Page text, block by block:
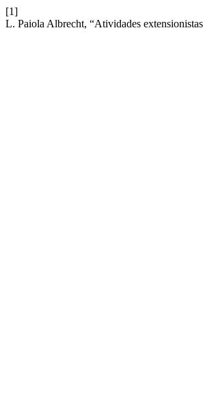
[1]
L. Paiola Albrecht, “Atividades